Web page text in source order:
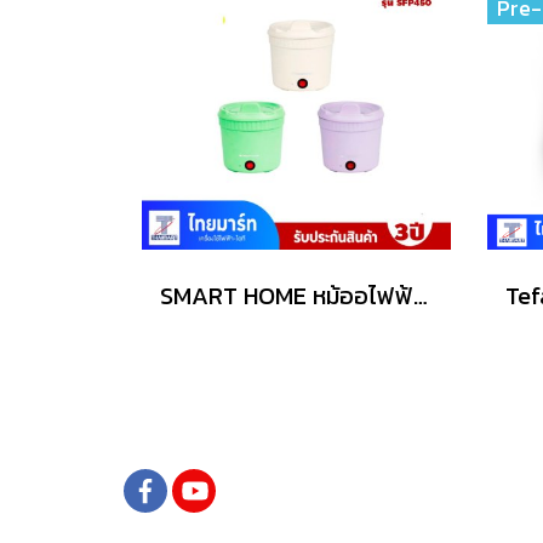
SMART HOME หม้ออไฟฟ้าเนกประสงค์ 1 ลิตร รุ่น SFP450